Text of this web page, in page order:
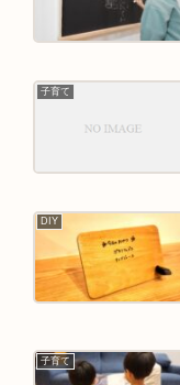
子育て
DIY
子育て